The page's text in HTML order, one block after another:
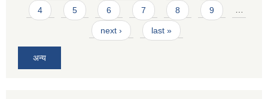
4 5 6 7 8 9 …
next › last »
अन्य